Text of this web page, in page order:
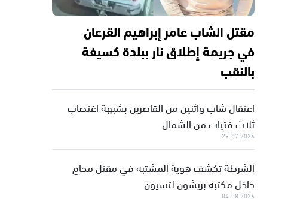
مقتل الشاب عامر إبراهيم القرعان
في جريمة إطلاق نار ببلدة كسيفة
بالنقب
اعتقال شاب واثنين من القاصرين بشبهة اغتصاب
ثلاث فتيات من الشمال
29.07.2026
الشرطة تكشف هوية المشتبه في مقتل محامٍ
داخل مكتبه بريشون لتسيون
04.08.2026